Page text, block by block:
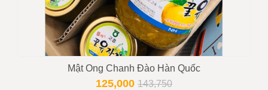
Mật Ong Chanh Đào Hàn Quốc
125,000 143,750